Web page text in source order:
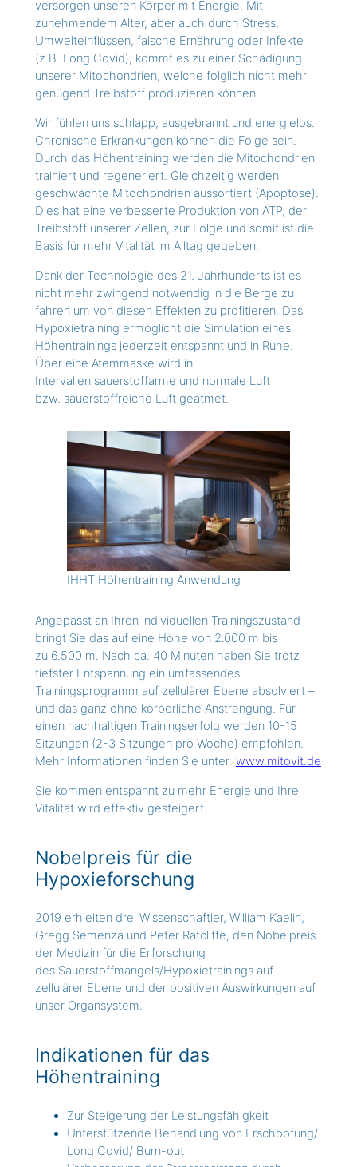
versorgen unseren Körper mit Energie. Mit
zunehmendem Alter, aber auch durch Stress,
Umwelteinflüssen, falsche Ernährung oder Infekte
(z.B. Long Covid), kommt es zu einer Schädigung
unserer Mitochondrien, welche folglich nicht mehr
genügend Treibstoff produzieren können.
Wir fühlen uns schlapp, ausgebrannt und energielos.
Chronische Erkrankungen können die Folge sein.
Durch das Höhentraining werden die Mitochondrien
trainiert und regeneriert. Gleichzeitig werden
geschwächte Mitochondrien aussortiert (Apoptose).
Dies hat eine verbesserte Produktion von ATP, der
Treibstoff unserer Zellen, zur Folge und somit ist die
Basis für mehr Vitalität im Alltag gegeben.
Dank der Technologie des 21. Jahrhunderts ist es
nicht mehr zwingend notwendig in die Berge zu
fahren um von diesen Effekten zu profitieren. Das
Hypoxietraining ermöglicht die Simulation eines
Höhentrainings jederzeit entspannt und in Ruhe.
Über eine Atemmaske wird in
Intervallen sauerstoffarme und normale Luft
bzw. sauerstoffreiche Luft geatmet.
IHHT Höhentraining Anwendung
Angepasst an Ihren individuellen Trainingszustand
bringt Sie das auf eine Höhe von 2.000 m bis
zu 6.500 m. Nach ca. 40 Minuten haben Sie trotz
tiefster Entspannung ein umfassendes
Trainingsprogramm auf zellulärer Ebene absolviert –
und das ganz ohne körperliche Anstrengung. Für
einen nachhaltigen Trainingserfolg werden 10-15
Sitzungen (2-3 Sitzungen pro Woche) empfohlen.
Mehr Informationen finden Sie unter: www.mitovit.de
Sie kommen entspannt zu mehr Energie und Ihre
Vitalität wird effektiv gesteigert.
Nobelpreis für die
Hypoxieforschung
2019 erhielten drei Wissenschaftler, William Kaelin,
Gregg Semenza und Peter Ratcliffe, den Nobelpreis
der Medizin für die Erforschung
des Sauerstoffmangels/Hypoxietrainings auf
zellulärer Ebene und der positiven Auswirkungen auf
unser Organsystem.
Indikationen für das
Höhentraining
Zur Steigerung der Leistungsfähigkeit
Unterstützende Behandlung von Erschöpfung/
Long Covid/ Burn-out